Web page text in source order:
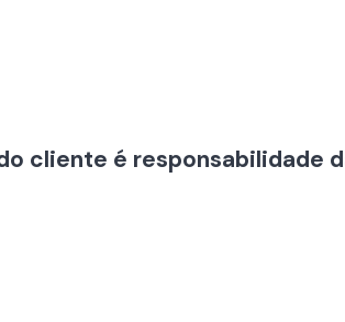
cliente é responsabilidade